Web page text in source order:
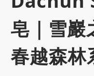
零油光UV防曬乳
皂｜雪巖
春越森